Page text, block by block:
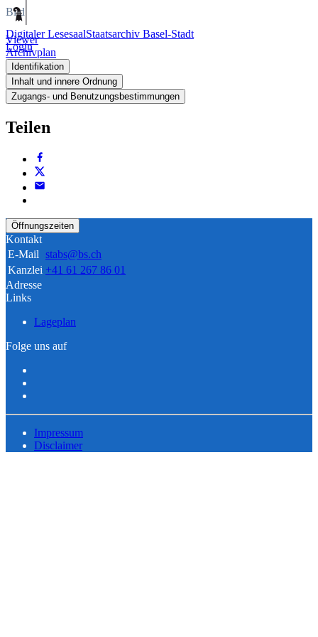
Digitaler LesesaalStaatsarchiv Basel-Stadt
Login
Bild
Viewer
Archivplan
Identifikation
Inhalt und innere Ordnung
Zugangs- und Benutzungsbestimmungen
Teilen
Öffnungszeiten
Kontakt
E-Mail stabs@bs.ch
Kanzlei +41 61 267 86 01
Adresse
Links
Lageplan
Folge uns auf
Impressum
Disclaimer